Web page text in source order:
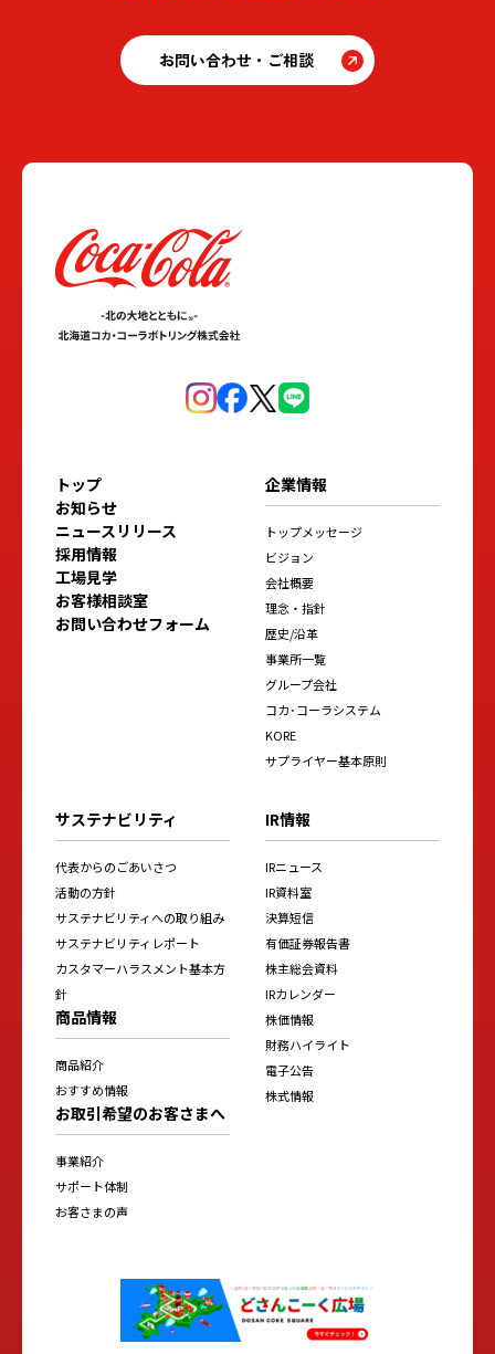
お問い合わせ・ご相談
トップ
お知らせ
ニュースリリース
採用情報
工場見学
お客様相談室
お問い合わせフォーム
企業情報
トップメッセージ
ビジョン
会社概要
理念・指針
歴史/沿革
事業所一覧
グループ会社
コカ･コーラシステム
KORE
サプライヤー基本原則
サステナビリティ
代表からのごあいさつ
活動の方針
サステナビリティへの取り組み
サステナビリティレポート
カスタマーハラスメント基本方
針
商品情報
商品紹介
おすすめ情報
お取引希望のお客さまへ
事業紹介
サポート体制
お客さまの声
IR情報
IRニュース
IR資料室
決算短信
有価証券報告書
株主総会資料
IRカレンダー
株価情報
財務ハイライト
電子公告
株式情報